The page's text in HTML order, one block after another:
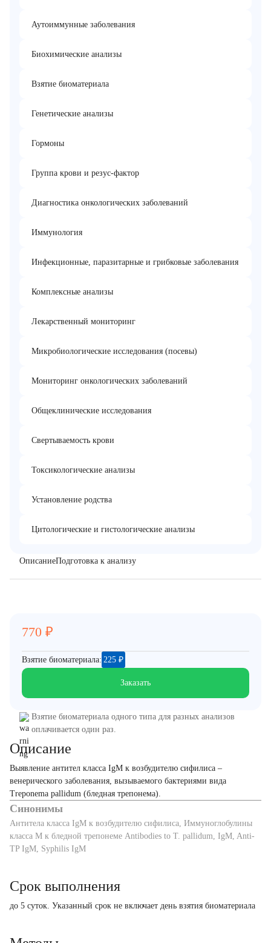
Аутоиммунные заболевания
Биохимические анализы
Взятие биоматериала
Генетические анализы
Гормоны
Группа крови и резус-фактор
Диагностика онкологических заболеваний
Иммунология
Инфекционные, паразитарные и грибковые заболевания
Комплексные анализы
Лекарственный мониторинг
Микробиологические исследования (посевы)
Мониторинг онкологических заболеваний
Общеклинические исследования
Свертываемость крови
Токсикологические анализы
Установление родства
Цитологические и гистологические анализы
ОписаниеПодготовка к анализу
Описание
Выявление антител класса IgM к возбудителю сифилиса –
венерического заболевания, вызываемого бактериями вида
Treponema pallidum (бледная трепонема).
Синонимы
Антитела класса IgM к возбудителю сифилиса, Иммуноглобулины
класса M к бледной трепонеме Antibodies to T. pallidum, IgM, Anti-
TP IgM, Syphilis IgM
770 ₽
Взятие биоматериала: 225 ₽
Заказать
Взятие биоматериала одного типа для разных анализов
оплачивается один раз.
Срок выполнения
до 5 суток. Указанный срок не включает день взятия биоматериала